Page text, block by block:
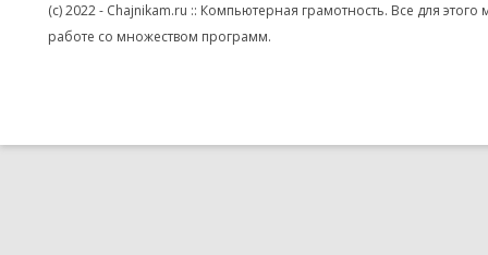
(c) 2022 - Chajnikam.ru :: Компьютерная грамотность. Все для
работе со множеством программ.